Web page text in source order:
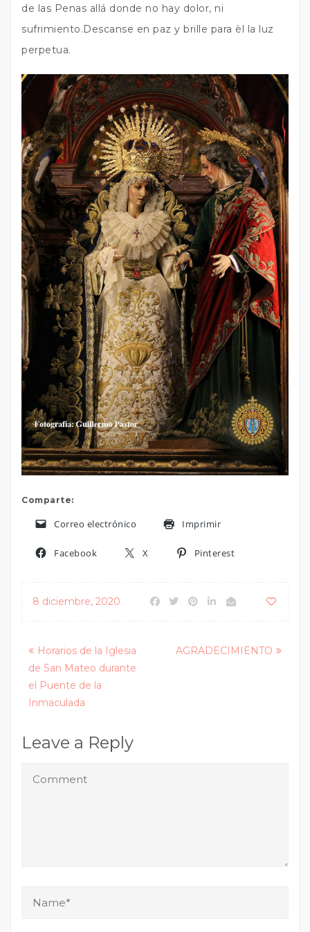
de las Penas allá donde no hay dolor, ni
sufrimiento.Descanse en paz y brille para èl la luz
perpetua.
Comparte:
Correo electrónico Imprimir
Facebook X Pinterest
8 diciembre, 2020
Posts
navigation
Horarios de la Iglesia
de San Mateo durante
el Puente de la
Inmaculada
AGRADECIMIENTO
Leave a Reply